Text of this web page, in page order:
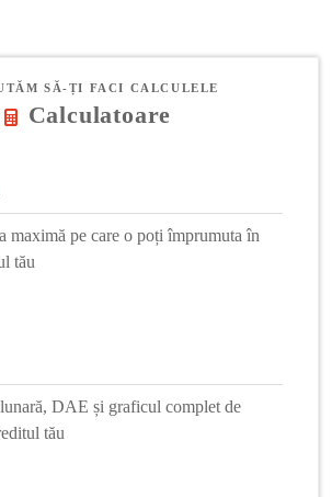
SĂ-ȚI FACI CALCULELE
Calculatoare
maximă pe care o poți împrumuta în
tău
DAE și graficul complet de
tău